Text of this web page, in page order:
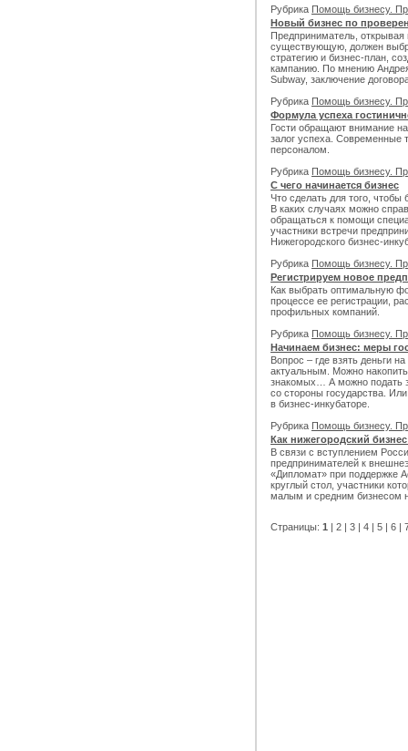
Рубрика Помощь бизнесу.
Новый бизнес по
Предприниматель,
существующую, должен
стратегию и бизнес-план,
кампанию. По мнению
Subway, заключение
Рубрика Помощь бизнесу.
Формула успеха
Гости обращают внимание
залог успеха. Современные
персоналом.
Рубрика Помощь бизнесу.
С чего начинается бизнес
Что сделать для того, чтобы
В каких случаях можно
обращаться к помощи
участники встречи
Нижегородского бизнес-
Рубрика Помощь бизнесу.
Регистрируем новое
Как выбрать оптимальную
процессе ее регистрации,
профильных компаний.
Рубрика Помощь бизнесу.
Начинаем бизнес: меры
Вопрос – где взять деньги
актуальным. Можно
знакомых… А можно подать
со стороны государства.
в бизнес-инкубаторе.
Рубрика Помощь бизнесу.
Как нижегородский
В связи с вступлением
предпринимателей к
«Дипломат» при поддержке
круглый стол, участники
малым и средним бизнесом
Страницы: 1 | 2 | 3 | 4 | 5 | 6 |